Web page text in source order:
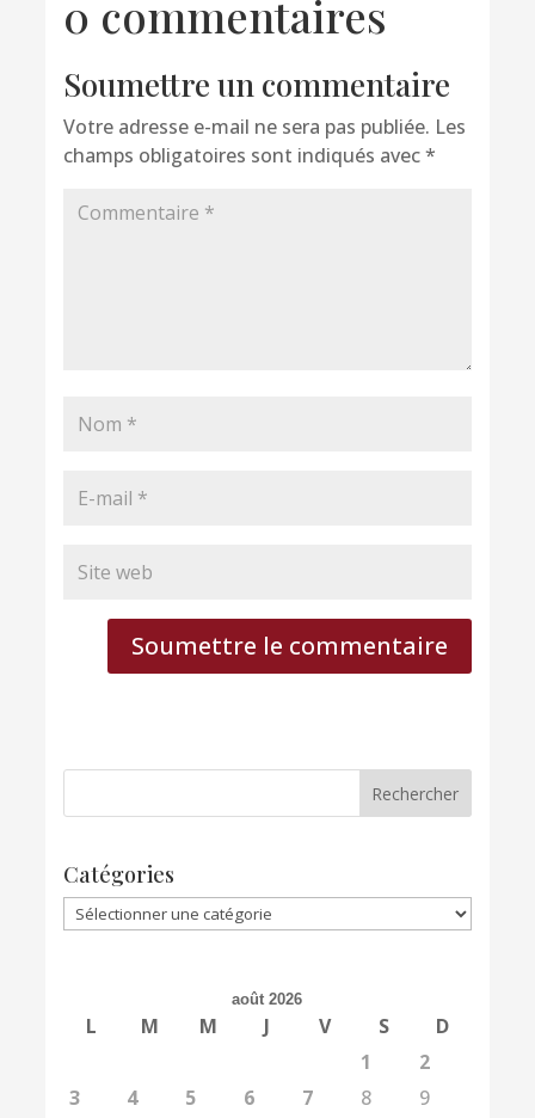
0 commentaires
Soumettre un commentaire
Votre adresse e-mail ne sera pas publiée. Les
champs obligatoires sont indiqués avec*
Soumettre le commentaire
Catégories
Catégories
août 2026
L M M J V S
D
1
2
3
4 5 6 7 8
9